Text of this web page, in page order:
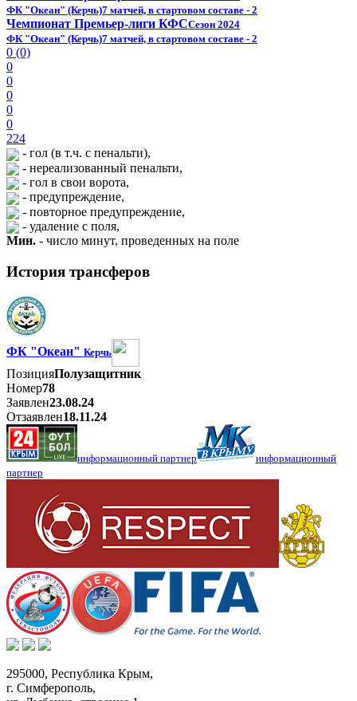
ФК "Океан" (Керчь)7 матчей, в стартовом составе - 2
Чемпионат Премьер-лиги КФССезон 2024
ФК "Океан" (Керчь)7 матчей, в стартовом составе - 2
0 (0)
0
0
0
0
0
224
- гол (в т.ч. с пенальти),
- нереализованный пенальти,
- гол в свои ворота,
- предупреждение,
- повторное предупреждение,
- удаление с поля,
Мин. - число минут, проведенных на поле
История трансферов
ФК "Океан" Керчь
ПозицияПолузащитник
Номер78
Заявлен23.08.24
Отзаявлен18.11.24
информационный партнер
информационный
партнер
295000, Республика Крым,
г. Симферополь,